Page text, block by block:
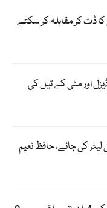
ڈٹ کر مقابلہ کر سکتے
اور مٹی کے تیل کی
228 روپے فی لیٹر کی جائے، حافظ نعیم